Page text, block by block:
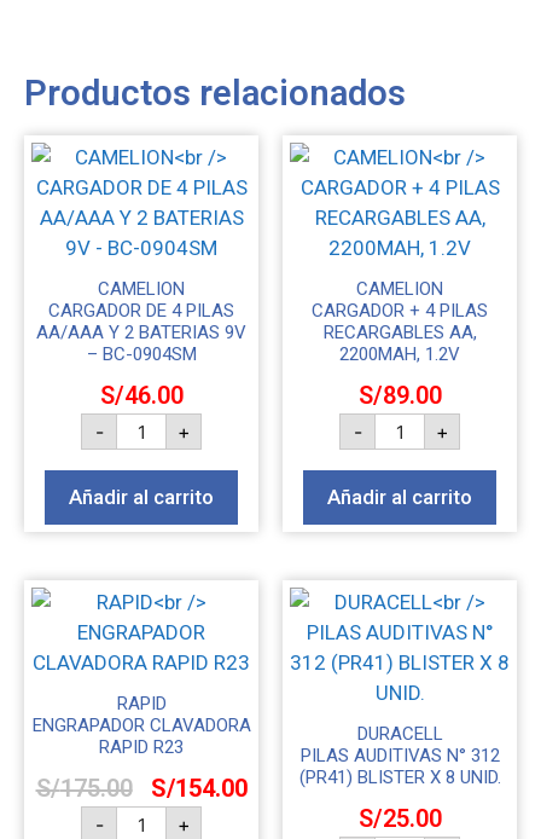
Productos relacionados
CAMELION
CARGADOR DE 4 PILAS
AA/AAA Y 2 BATERIAS 9V
– BC-0904SM
S/46.00
- +
Añadir al carrito
CAMELION
CARGADOR + 4 PILAS
RECARGABLES AA,
2200MAH, 1.2V
S/89.00
- +
Añadir al carrito
RAPID
ENGRAPADOR CLAVADORA
RAPID R23
S/175.00 S/154.00
- +
DURACELL
PILAS AUDITIVAS N° 312
(PR41) BLISTER X 8 UNID.
S/25.00